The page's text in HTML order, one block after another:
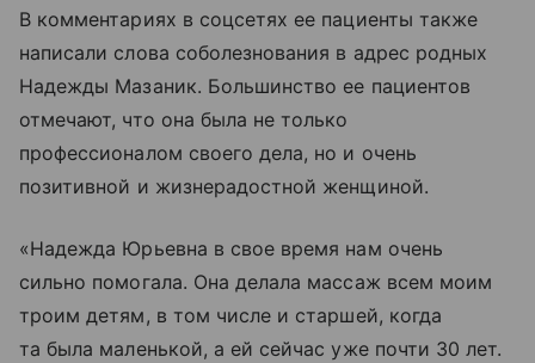
В комментариях в соцсетях ее пациенты также
написали слова соболезнования в адрес родных
Надежды Мазаник. Большинство ее пациентов
отмечают, что она была не только
профессионалом своего дела, но и очень
позитивной и жизнерадостной женщиной.
«Надежда Юрьевна в свое время нам очень
сильно помогала. Она делала массаж всем моим
троим детям, в том числе и старшей, когда
та была маленькой, а ей сейчас уже почти 30 лет.